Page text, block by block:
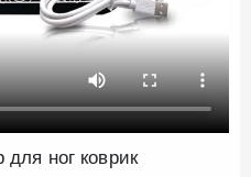
ног коврик